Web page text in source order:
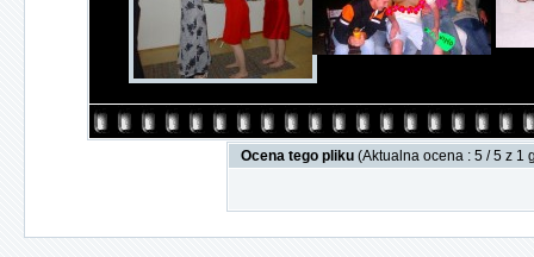
Ocena tego pliku (Aktualna ocena : 5 / 5 z 1